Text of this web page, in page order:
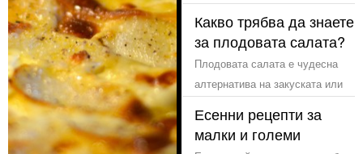
внезапният глад е голям —
ястията на фурна са чудесно
решение.
Какво трябва да знаете
за плодовата салата?
Плодовата салата е чудесна
алтернатива на закуската или
много хора, които предпочитат
да заместят сладкишите и
Есенни рецепти за
малки и големи